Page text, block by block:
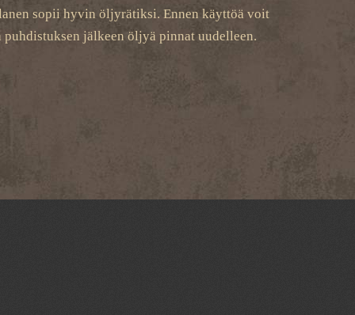
sopii hyvin öljyrätiksi. Ennen käyttöä voit
jälkeen öljyä pinnat uudelleen.